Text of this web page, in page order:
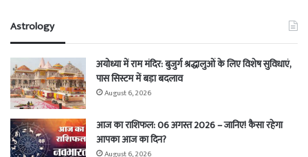
Astrology
अयोध्या में राम मंदिर: बुजुर्ग श्रद्धालुओं के लिए विशेष सुविधाएं,
पास सिस्टम में बड़ा बदलाव
August 6, 2026
आज का राशिफल: 06 अगस्त 2026 – जानिए! कैसा रहेगा
आपका आज का दिन?
August 6, 2026